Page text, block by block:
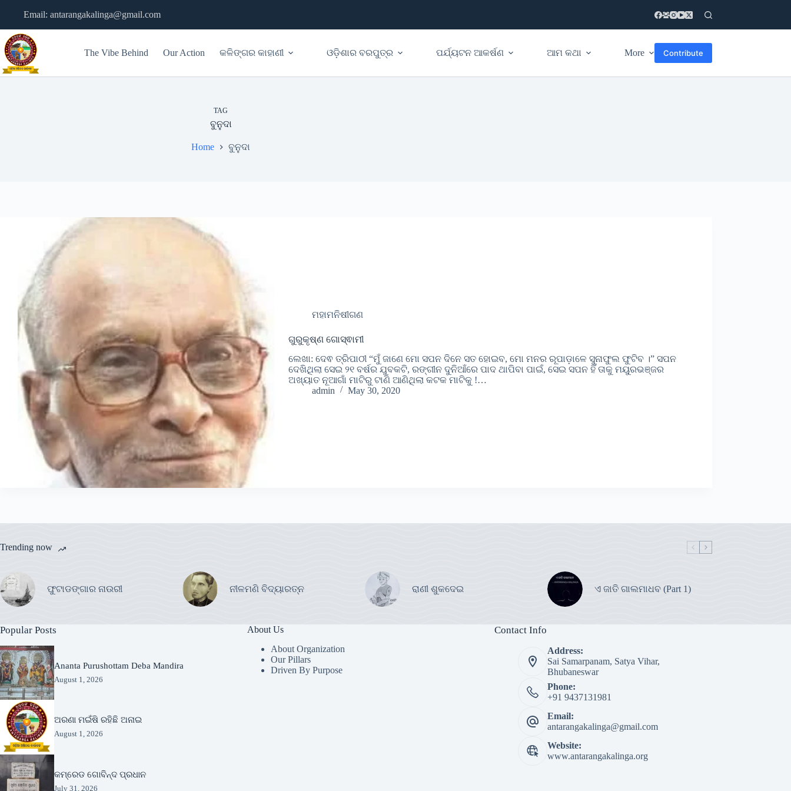
Email: antarangakalinga@gmail.com
The Vibe Behind Our Action କଳିଙ୍ଗର କାହାଣୀ ଓଡ଼ିଶାର ବରପୁତ୍ର ପର୍ଯ୍ୟଟନ ଆକର୍ଷଣ ଆମ କଥା More Contribute
TAG
ବୁନୁଦା
Home ବୁନୁଦା
ମହାମନିଷୀଗଣ
ଗୁରୁକୃଷ୍ଣ ଗୋସ୍ଵାମୀ
ଲେଖା: ଦେଵ ତ୍ରିପାଠୀ “ମୁଁ ଜାଣେ ମୋ ସପନ ଦିନେ ସତ ହୋଇବ, ମୋ ମନର ରୂପାଡ଼ାଳେ ସୁନାଫୁଲ ଫୁଟିବ ।” ସପନ
ଦେଖିଥିଲା ସେଇ ୨୧ ବର୍ଷର ଯୁବକଟି, ରଙ୍ଗୀନ ଦୁନିଆଁରେ ପାଦ ଥାପିବା ପାଇଁ, ସେଇ ସପନ ହିଁ ତାକୁ ମୟୁରଭଞ୍ଜର
ଅଖ୍ୟାତ ନୂଆଗାଁ ମାଟିରୁ ଟାଣି ଆଣିଥିଲା କଟକ ମାଟିକୁ !…
admin
May 30, 2020
Trending now
ଫୁଟାଡଙ୍ଗାର ନାଉରୀ ନୀଳମଣି ବିଦ୍ୟାରତ୍ନ ରାଣୀ ଶୁକଦେଇ ଏ ଜାତି ଗାଲମାଧବ (Part 1)
Popular Posts
Ananta Purushottam Deba Mandira
August 1, 2026
ଅରଣା ମଇଁଷି ରହିଛି ଅନାଇ
August 1, 2026
କମ୍ରେଡ ଗୋବିନ୍ଦ ପ୍ରଧାନ
July 31, 2026
About Us
About Organization
Our Pillars
Driven By Purpose​
Contact Info
Address:
Sai Samarpanam, Satya Vihar,
Bhubaneswar
Phone:
+91 9437131981
Email:
antarangakalinga@gmail.com
Website:
www.antarangakalinga.org